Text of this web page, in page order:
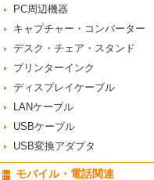
PC周辺機器
キャプチャー・コンバーター
デスク・チェア・スタンド
プリンターインク
ディスプレイケーブル
LANケーブル
USBケーブル
USB変換アダプタ
モバイル・電話関連